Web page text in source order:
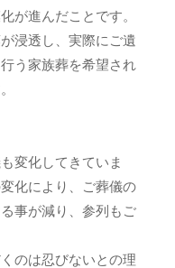
が進んだことです。
浸透し、実際にご遺
う家族葬を希望され
変化してきていま
化により、ご葬儀の
事が減り、参列もご
のは忍びないとの理